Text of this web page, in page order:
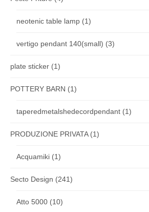
neotenic table lamp (1)
vertigo pendant 140(small) (3)
plate sticker (1)
POTTERY BARN (1)
taperedmetalshedecordpendant (1)
PRODUZIONE PRIVATA(1)
Acquamiki (1)
Secto Design (241)
Atto 5000 (10)